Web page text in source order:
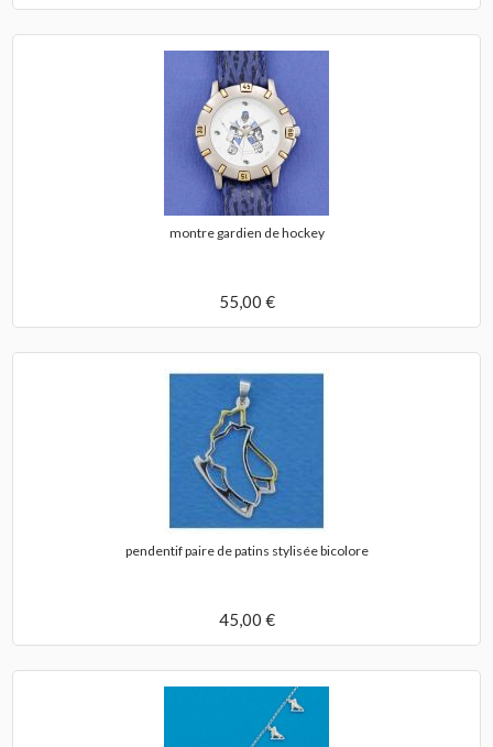
montre gardien de hockey
55,00 €
pendentif paire de patins stylisée bicolore
45,00 €